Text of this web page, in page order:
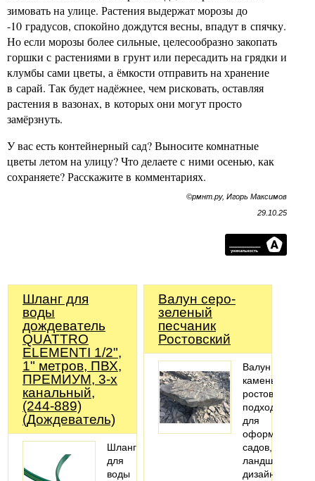
зимовать на улице. Растения выдержат морозы до
-10 градусов, спокойно дождутся весны, впадут в спячку.
Но если морозы более сильные, целесообразно закопать
горшки с растениями в грунт или пересадить на грядки и
клумбы сами цветы, а ёмкости отправить на хранение
в сарай. Так будет надёжнее, чем рисковать, оставляя
растения в вазонах, в которых они могут просто
замёрзнуть.
У вас есть контейнерный сад? Выносите комнатные
цветы летом на улицу? Что делаете с ними осенью, как
сохраняете? Расскажите в комментариях.
©рмнт.ру, Игорь Максимов
29.10.25
Шланг для
воды
дождеватель
QUATTRO
ELEMENTI 1/2",
1" метров, ПВХ,
ПРЕМИУМ, 3-х
канальный,
(244-889)
(Дождеватель)
Шланг
для
воды
Валун серо-
зеленый
песчаник
Ростовский
Валун
камень
ростовский
подходит
для
оформления
садов,
ландшафтного
дизайна,